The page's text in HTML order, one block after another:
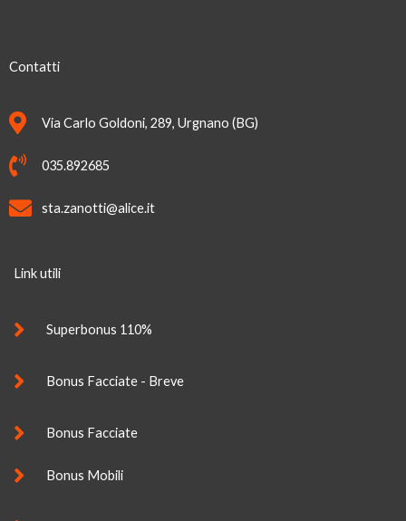
Contatti
Via Carlo Goldoni, 289, Urgnano (BG)
035.892685
sta.zanotti@alice.it
Link utili
Superbonus 110%
Bonus Facciate - Breve
Bonus Facciate
Bonus Mobili